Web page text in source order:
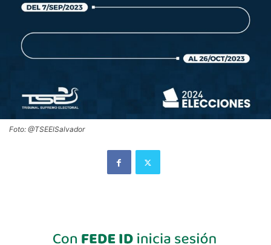
Foto: @TSEElSalvador